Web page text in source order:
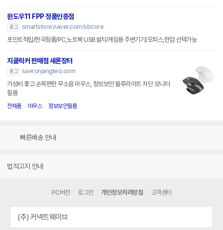
윈도우11 FPP 정품인증점
광고 smartstore.naver.com/sbcore
포인트적립/한국정품/PC,노트북 USB설치/게임용 주변기기/오피스,한컴 선택가능
지클릭커 판매점 새론장터
광고 saeronjangteo.com
가성비 좋고 손목편한 무소음 마우스, 정보보안 블루라이트 차단 모니터
필름
전제품 마우스 정보보안필름
빠른배송 안내
법적고지 안내
PC버전 로그인 개인정보처리방침 고객센터
(주) 커넥트웨이브